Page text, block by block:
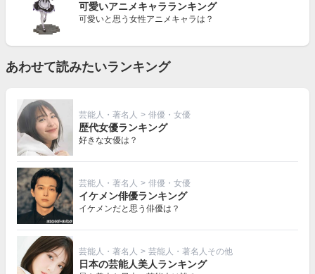
可愛いアニメキャラランキング
可愛いと思う女性アニメキャラは？
あわせて読みたいランキング
芸能人・著名人 > 俳優・女優
歴代女優ランキング
好きな女優は？
芸能人・著名人 > 俳優・女優
イケメン俳優ランキング
イケメンだと思う俳優は？
芸能人・著名人 > 芸能人・著名人その他
日本の芸能人美人ランキング